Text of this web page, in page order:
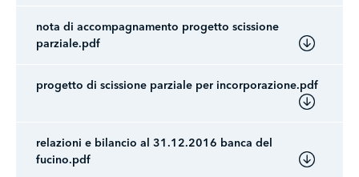
navigate
interact
content.
nota di accompagnamento progetto scissione
parziale.pdf
progetto di scissione parziale per incorporazione.pdf
relazioni e bilancio al 31.12.2016 banca del
fucino.pdf